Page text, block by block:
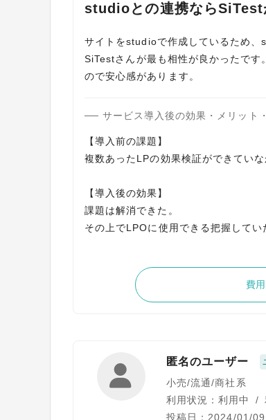
studioとの連携ならSiTest
サイトをstudioで作成しているため
SiTestさんが最も相性が良かったです
ので安心感があります。
サービス導入後の効果・メリット
【導入前の課題】
複数あったLPの効果検証ができていな
【導入後の効果】
課題は解消できた。
その上でLPOに使用できる把握して
費
匿名のユーザー
小売/流通/商社系
利用状況：利用中
/
投稿日：2024/01/09